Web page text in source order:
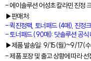
- 에이솔루션 어성초 칼라민 진정
▶판매처:
-퀵진정팩, 토너패드 (4매), 진정
-토너패드 (90매): 닷솔루션 공식
▶제품 발송일: 9/15(월)~9/17(
- 제품 포장 및 출고 상황에 따라